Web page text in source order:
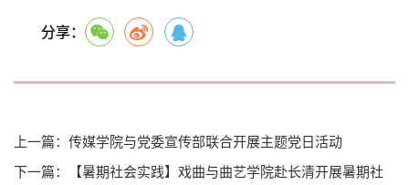
分享：
上一篇：传媒学院与党委宣传部联合开展主题党日活动
下一篇：【暑期社会实践】戏曲与曲艺学院赴长清开展暑期社